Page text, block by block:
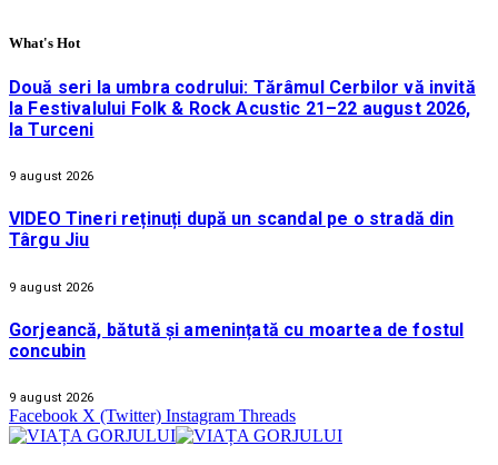
What's Hot
Două seri la umbra codrului: Tărâmul Cerbilor vă invită
la Festivalului Folk & Rock Acustic 21–22 august 2026,
la Turceni
9 august 2026
VIDEO Tineri reținuți după un scandal pe o stradă din
Târgu Jiu
9 august 2026
Gorjeancă, bătută și amenințată cu moartea de fostul
concubin
9 august 2026
Facebook X (Twitter) Instagram Threads